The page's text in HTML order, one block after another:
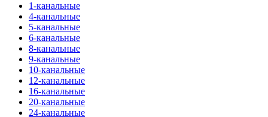
1-канальные
4-канальные
5-канальные
6-канальные
8-канальные
9-канальные
10-канальные
12-канальные
16-канальные
20-канальные
24-канальные